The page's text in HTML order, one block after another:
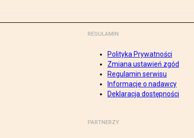
REGULAMIN
Polityka Prywatności
Zmiana ustawień zgód
Regulamin serwisu
Informacje o nadawcy
Deklaracja dostępności
PARTNERZY